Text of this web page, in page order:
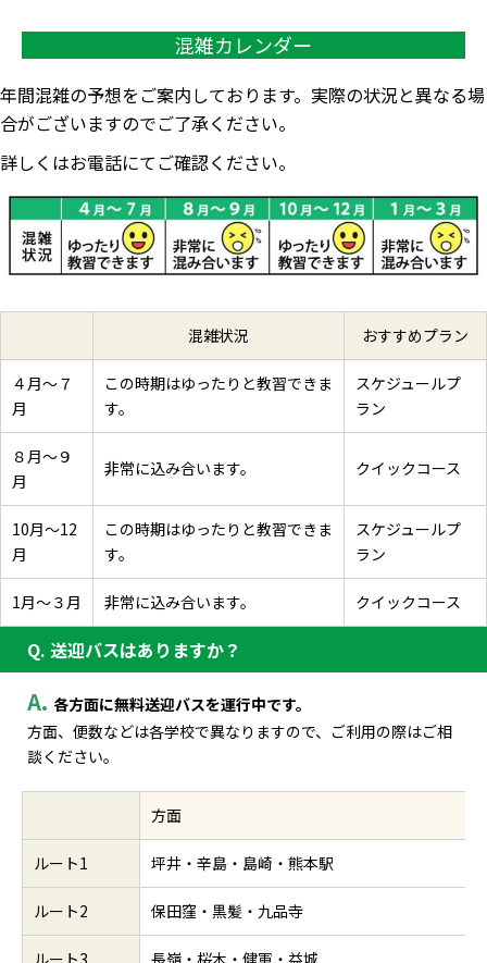
混雑状況
す。
ラン
８月～９
月
非常に込み合います。 クイックコース
月
この時期はゆったりと教習できま
す。
スケジュールプ
ラン
1月～３月 非常に込み合います。 クイックコース
Q. 送迎バスはありますか？
A.各方面に無料送迎バスを運行中です。
方面、便数などは各学校で異なりますので、ご利用の際はご相
談ください。
方面
ルート1 坪井・辛島・島崎・熊本駅
ルート2 保田窪・黒髪・九品寺
ルート3
河内・沖新・中島・城山
ルート5 城南・江津・八王子・田迎
ルート6 松橋・宇土・川尻・日吉
ルート7 走潟・天明・飽田